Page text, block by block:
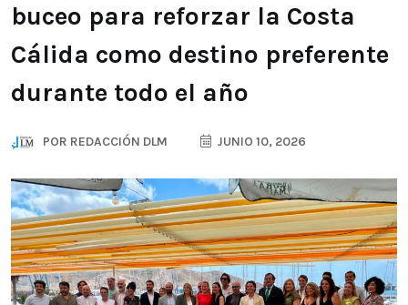
buceo para reforzar la Costa
Cálida como destino preferente
durante todo el año
POR REDACCIÓN DLM JUNIO 10, 2026